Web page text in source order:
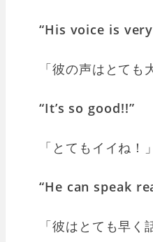
“His voice is
「彼の声はとても
“It’s so good!!”
「とてもイイね！」
“He can speak
「彼はとても早く